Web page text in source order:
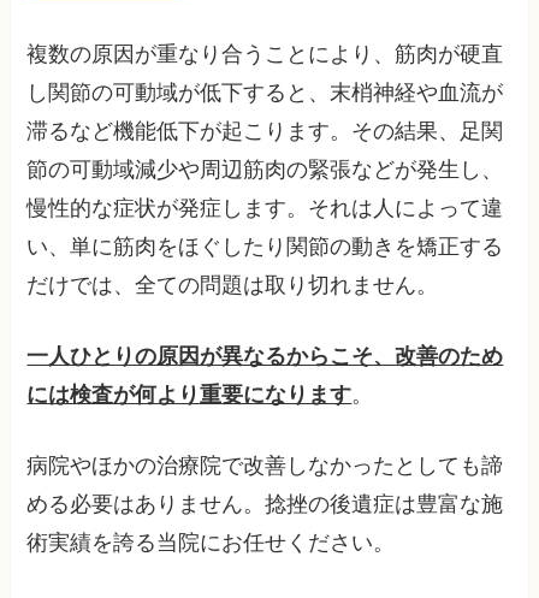
複数の原因が重なり合うことにより、筋肉が硬直
し関節の可動域が低下すると、末梢神経や血流が
滞るなど機能低下が起こります。その結果、足関
節の可動域減少や周辺筋肉の緊張などが発生し、
慢性的な症状が発症します。それは人によって違
い、単に筋肉をほぐしたり関節の動きを矯正する
だけでは、全ての問題は取り切れません。
一人ひとりの原因が異なるからこそ、改善のため
には検査が何より重要になります。
病院やほかの治療院で改善しなかったとしても諦
める必要はありません。捻挫の後遺症は豊富な施
術実績を誇る当院にお任せください。